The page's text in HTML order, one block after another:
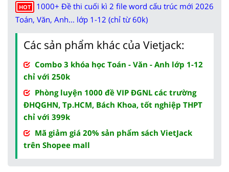
HOT
1000+ Đề thi cuối kì 2 file word cấu trúc mới 2026
Toán, Văn, Anh... lớp 1-12 (chỉ từ 60k)
Các sản phẩm khác của Vietjack:
Combo 3 khóa học Toán - Văn - Anh lớp 1-12
chỉ với 250k
Phòng luyện 1000 đề VIP ĐGNL các trường
ĐHQGHN, Tp.HCM, Bách Khoa, tốt nghiệp THPT
chỉ với 399k
Mã giảm giá 20% sản phẩm sách VietJack
trên Shopee mall